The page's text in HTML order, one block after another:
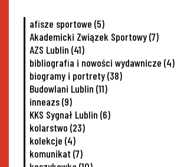
afisze sportowe (5)
Akademicki Związek Sportowy(7)
AZS Lublin (41)
bibliografia i nowości wydawnicze (4)
biogramy i portrety(38)
Budowlani Lublin (11)
inneazs(9)
KKS Sygnał Lublin (6)
kolarstwo (23)
kolekcje (4)
komunikat (7)